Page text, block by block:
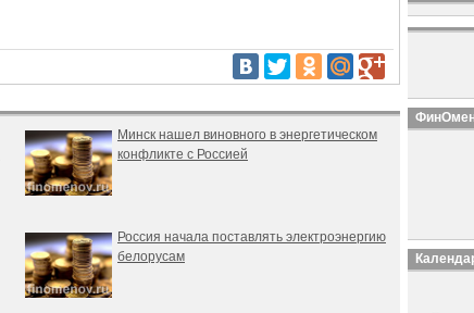
Минск нашел виновного в энергетическом
конфликте с Россией
Россия начала поставлять электроэнергию
белорусам
ФинОмен